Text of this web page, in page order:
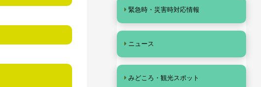
緊急時・災害時対応情報
ニュース
みどころ・観光スポット